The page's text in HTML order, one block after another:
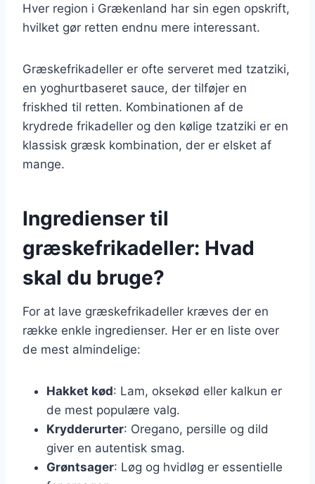
Hver region i Grækenland har sin egen opskrift,
hvilket gør retten endnu mere interessant.
Græskefrikadeller er ofte serveret med tzatziki,
en yoghurtbaseret sauce, der tilføjer en
friskhed til retten. Kombinationen af de
krydrede frikadeller og den kølige tzatziki er en
klassisk græsk kombination, der er elsket af
mange.
Ingredienser til
græskefrikadeller: Hvad
skal du bruge?
For at lave græskefrikadeller kræves der en
række enkle ingredienser. Her er en liste over
de mest almindelige:
Hakket kød: Lam, oksekød eller kalkun er
de mest populære valg.
Krydderurter: Oregano, persille og dild
giver en autentisk smag.
Grøntsager: Løg og hvidløg er essentielle